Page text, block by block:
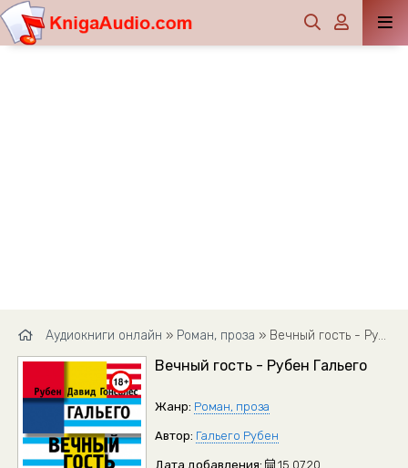
Аудиокниги онлайн » Роман, проза » Вечный гость - Рубен Гальего
Вечный гость - Рубен Гальего
Жанр: Роман, проза
Автор: Гальего Рубен
Дата добавления: 15.07.20